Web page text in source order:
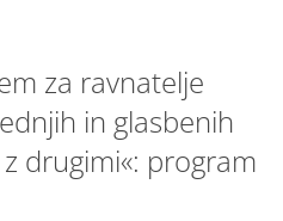
za ravnatelje
in glasbenih
drugimi«: program